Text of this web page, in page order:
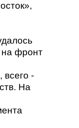
на фронт
всего -
На